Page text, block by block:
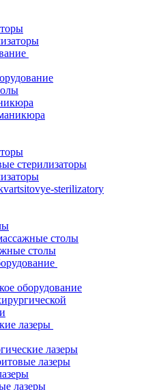
стерилизаторы
sterilizatory
столы
столы
оборудование
лазеры
лазеры
лазеры
лазеры